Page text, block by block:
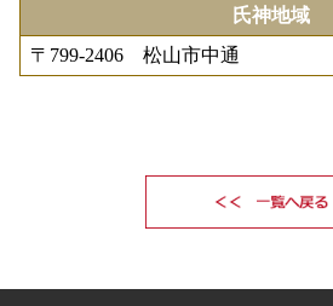
氏神地域
〒799-2406 松山市中通